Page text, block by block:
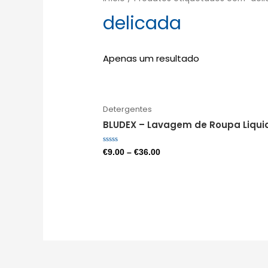
delicada
Apenas um resultado
Detergentes
BLUDEX – Lavagem de Roupa
Avaliação
0
€9.00 –€36.00